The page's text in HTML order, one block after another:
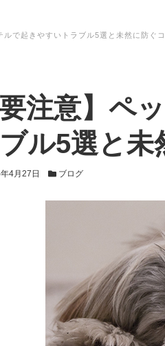
ルで起きやすいトラブル5選と未然に防ぐ
要注意】ペ
ル5選と未
4月27日 カテゴリー
ブログ